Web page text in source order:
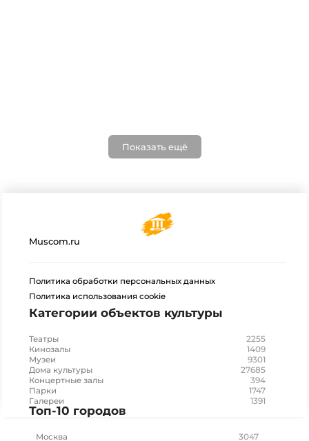
Показать ещё
Muscom.ru
Политика обработки персональных данных
Политика использования cookie
Категории объектов культуры
Театры 2255
Кинозалы 1409
Музеи 9301
Дома культуры 27685
Концертные залы 394
Парки 1747
Галереи 1391
Топ-10 городов
Москва 3047